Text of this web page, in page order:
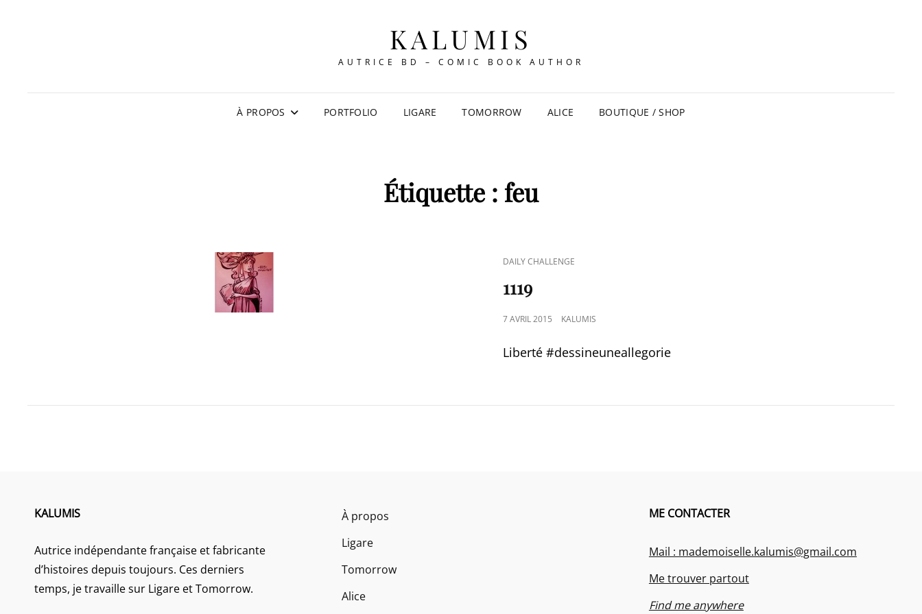
KALUMIS
AUTRICE BD – COMIC BOOK AUTHOR
À PROPOS PORTFOLIO LIGARE TOMORROW ALICE BOUTIQUE / SHOP
Étiquette : feu
CAT
DAILY CHALLENGE
1119
POSTED
7 AVRIL 2015 KALUMIS
Liberté #‎dessineuneallegorie‬
KALUMIS
Autrice indépendante française et fabricante
d’histoires depuis toujours. Ces derniers
temps, je travaille sur Ligare et Tomorrow.
À propos
Ligare
Tomorrow
Alice
ME CONTACTER
Mail : mademoiselle.kalumis@gmail.com
Me trouver partout
Find me anywhere